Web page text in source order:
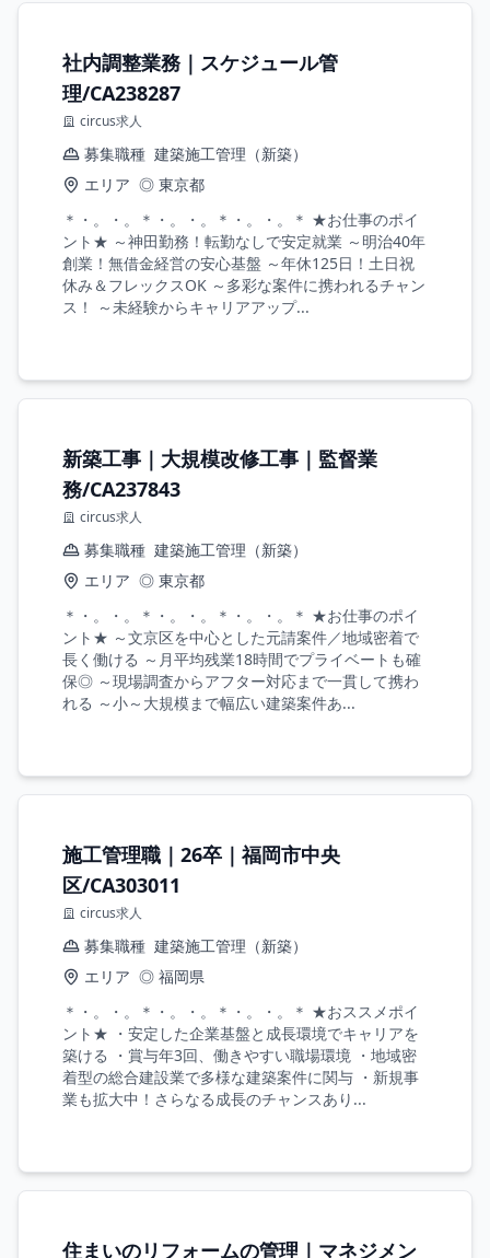
社内調整業務｜スケジュール管
理/CA238287
circus求人
募集職種 建築施工管理（新築）
エリア ◎ 東京都
＊・。・。＊・。・。＊・。・。＊ ★お仕事のポイ
ント★ ～神田勤務！転勤なしで安定就業 ～明治40年
創業！無借金経営の安心基盤 ～年休125日！土日祝
休み＆フレックスOK ～多彩な案件に携われるチャン
ス！ ～未経験からキャリアアップ...
新築工事｜大規模改修工事｜監督業
務/CA237843
circus求人
募集職種 建築施工管理（新築）
エリア ◎ 東京都
＊・。・。＊・。・。＊・。・。＊ ★お仕事のポイ
ント★ ～文京区を中心とした元請案件／地域密着で
長く働ける ～月平均残業18時間でプライベートも確
保◎ ～現場調査からアフター対応まで一貫して携わ
れる ～小～大規模まで幅広い建築案件あ...
施工管理職｜26卒｜福岡市中央
区/CA303011
circus求人
募集職種 建築施工管理（新築）
エリア ◎ 福岡県
＊・。・。＊・。・。＊・。・。＊ ★おススメポイ
ント★ ・安定した企業基盤と成長環境でキャリアを
築ける ・賞与年3回、働きやすい職場環境 ・地域密
着型の総合建設業で多様な建築案件に関与 ・新規事
業も拡大中！さらなる成長のチャンスあり...
住まいのリフォームの管理｜マネジメン